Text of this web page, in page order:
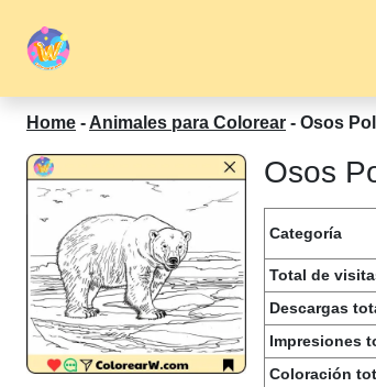
Home - Animales para Colorear - Osos
Osos
Categoría
Total de
Descargas
Impresiones
Coloración